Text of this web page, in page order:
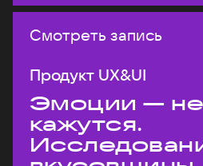
Смотреть запись
Продукт UX&UI
Эмоции — не
кажутся.